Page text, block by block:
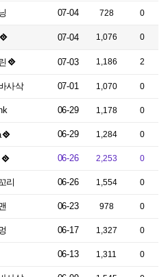
07-04 728 0
07-04 1,076 0
07-03 1,186 2
사삭 07-01 1,070 0
06-29 1,178 0
06-29 1,284 0
06-26 2,253 0
리 06-26 1,554 0
06-23 978 0
06-17 1,327 0
06-13 1,311 0